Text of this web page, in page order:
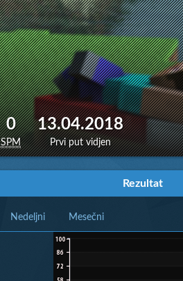
0
SPM
13.04.2018
Prvi put vidjen
Rezultat
Nedeljni Mesečni